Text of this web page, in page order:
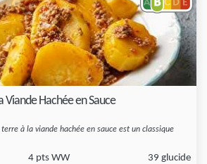
Viande Hachée en Sauce
à la viande hachée en sauce est un classique
4 pts WW 39 glucide